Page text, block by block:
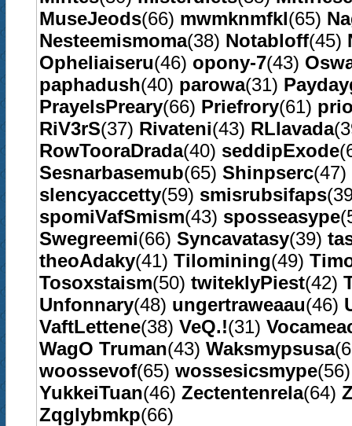
MuseJeods(66) mwmknmfkl(65)
Nesteemismoma(38) Notabloff(45)
Opheliaiseru(46) opony-7(43)
paphadush(40) parowa(31)
PrayelsPreary(66) Priefrory(61)
RiV3rS(37) Rivateni(43) RLlavada
RowTooraDrada(40) seddipExode
Sesnarbasemub(65) Shinpserc(47)
slencyaccetty(59) smisrubsifaps
spomiVafSmism(43) sposseasype
Swegreemi(66) Syncavatasy(39)
theoAdaky(41) Tilomining(49)
Tosoxstaism(50) twiteklyPiest(42)
Unfonnary(48) ungertraweaau(46)
VaftLettene(38) VeQ.!(31)
WagO Truman(43) Waksmypsusa
woossevof(65) wossesicsmype
YukkeiTuan(46) Zectentenrela(64)
Zqglybmkp(66)